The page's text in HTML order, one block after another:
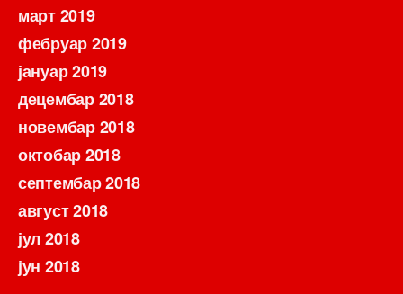
март 2019
фебруар 2019
јануар 2019
децембар 2018
новембар 2018
октобар 2018
септембар 2018
август 2018
јул 2018
јун 2018